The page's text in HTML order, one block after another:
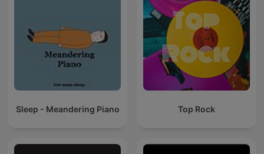
Sleep - Meandering Piano Top Rock